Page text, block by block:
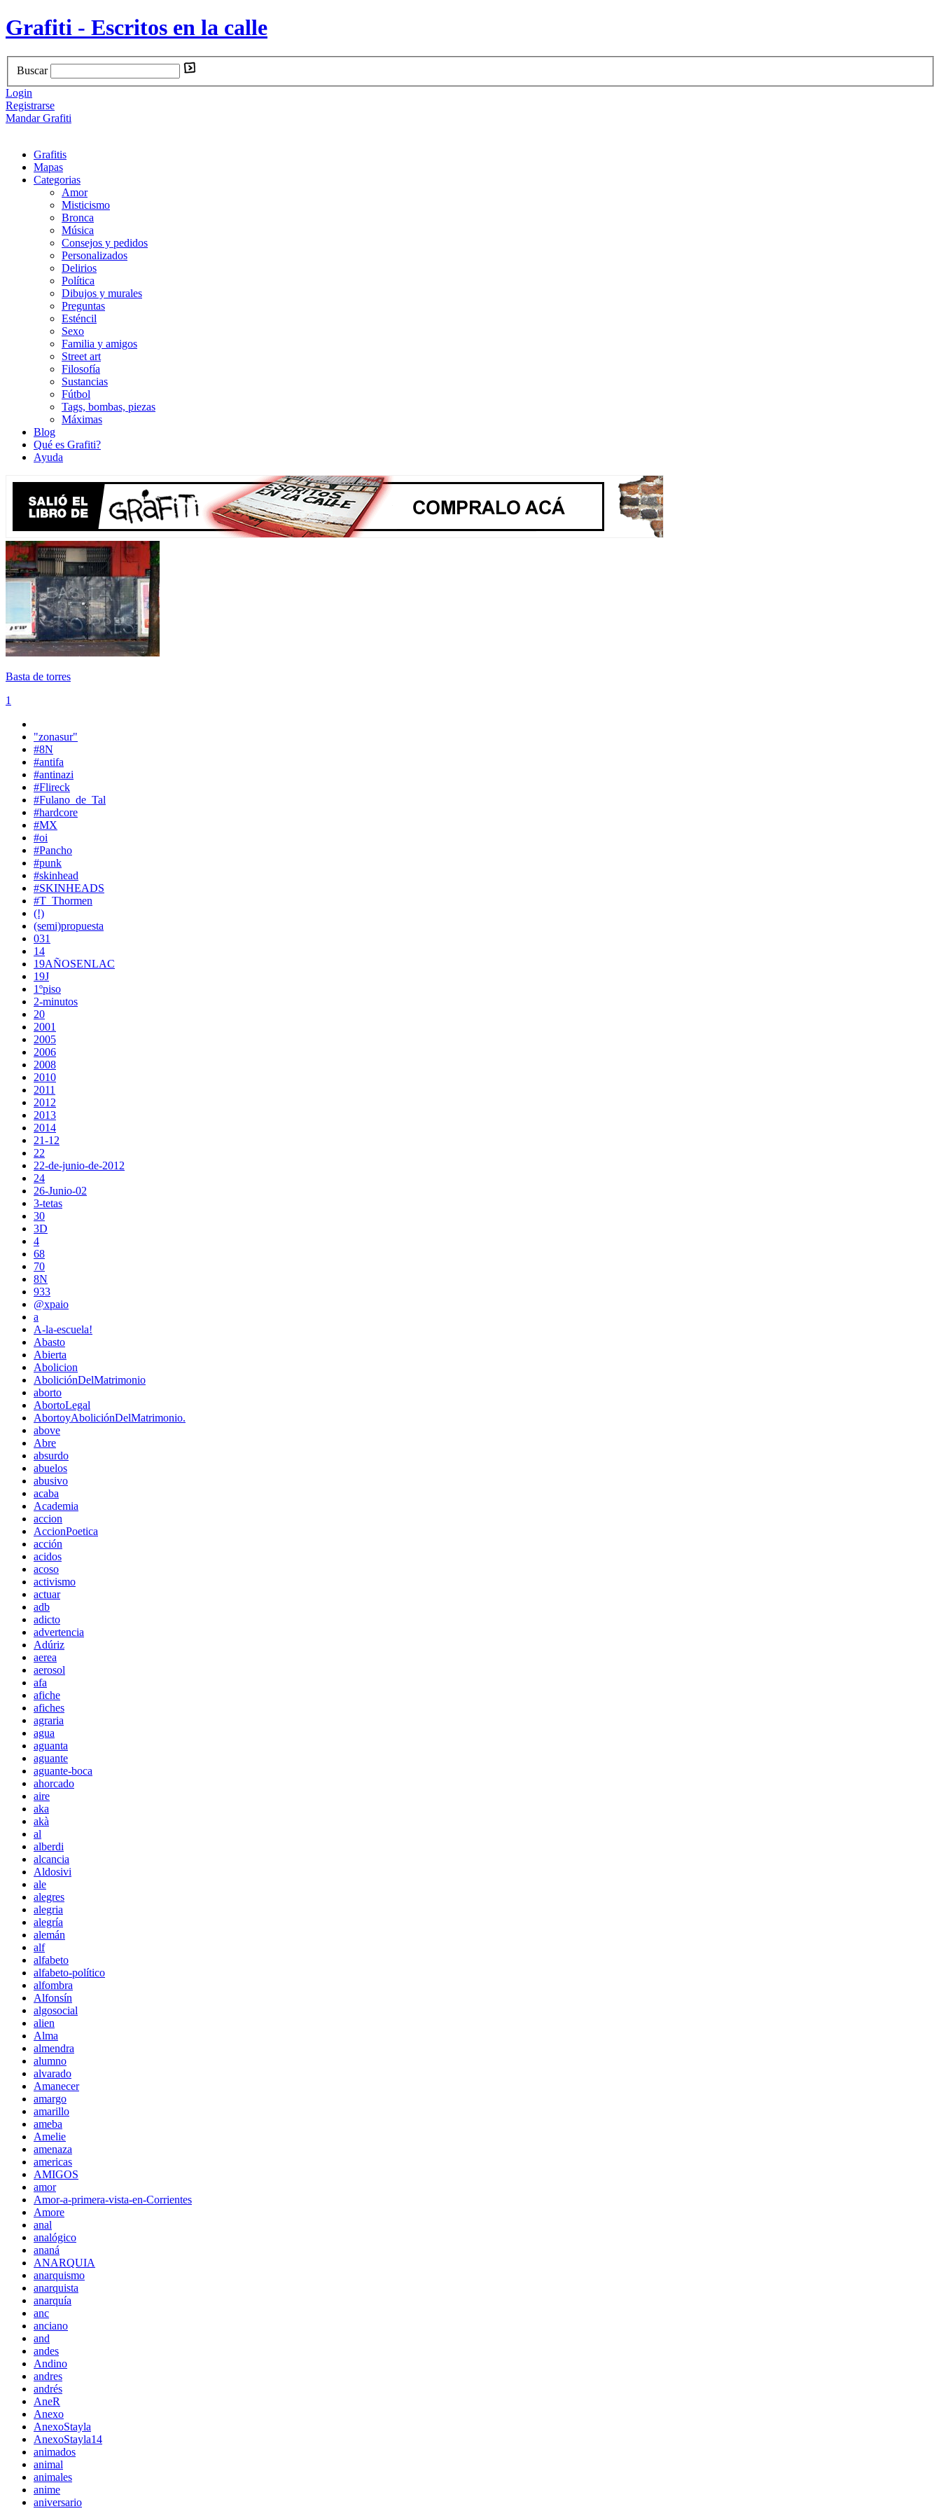
Grafiti - Escritos en la calle
Buscar
Login
Registrarse
Mandar Grafiti
Grafitis
Mapas
Categorias
Amor
Misticismo
Bronca
Música
Consejos y pedidos
Personalizados
Delirios
Política
Dibujos y murales
Preguntas
Esténcil
Sexo
Familia y amigos
Street art
Filosofía
Sustancias
Fútbol
Tags, bombas, piezas
Máximas
Blog
Qué es Grafiti?
Ayuda
Basta de torres
1
"zonasur"
#8N
#antifa
#antinazi
#Flireck
#Fulano_de_Tal
#hardcore
#MX
#oi
#Pancho
#punk
#skinhead
#SKINHEADS
#T_Thormen
(!)
(semi)propuesta
031
14
19AÑOSENLAC
19J
1ºpiso
2-minutos
20
2001
2005
2006
2008
2010
2011
2012
2013
2014
21-12
22
22-de-junio-de-2012
24
26-Junio-02
3-tetas
30
3D
4
68
70
8N
933
@xpaio
a
A-la-escuela!
Abasto
Abierta
Abolicion
AboliciónDelMatrimonio
aborto
AbortoLegal
AbortoyAboliciónDelMatrimonio.
above
Abre
absurdo
abuelos
abusivo
acaba
Academia
accion
AccionPoetica
acción
acidos
acoso
activismo
actuar
adb
adicto
advertencia
Adúriz
aerea
aerosol
afa
afiche
afiches
agraria
agua
aguanta
aguante
aguante-boca
ahorcado
aire
aka
akà
al
alberdi
alcancia
Aldosivi
ale
alegres
alegria
alegría
alemán
alf
alfabeto
alfabeto-político
alfombra
Alfonsín
algosocial
alien
Alma
almendra
alumno
alvarado
Amanecer
amargo
amarillo
ameba
Amelie
amenaza
americas
AMIGOS
amor
Amor-a-primera-vista-en-Corrientes
Amore
anal
analógico
ananá
ANARQUIA
anarquismo
anarquista
anarquía
anc
anciano
and
andes
Andino
andres
andrés
AneR
Anexo
AnexoStayla
AnexoStayla14
animados
animal
animales
anime
aniversario